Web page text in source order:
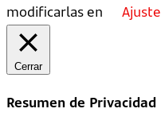
modificarlas en
Cerrar
Resumen de Privacidad